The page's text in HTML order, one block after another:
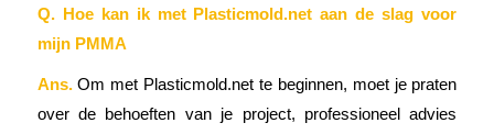
Q. Hoe kan ik met Plasticmold.net aan de slag voor
mijn PMMA
Ans.Om met Plasticmold.net te beginnen, moet je praten
over de behoeften van je project, professioneel advies